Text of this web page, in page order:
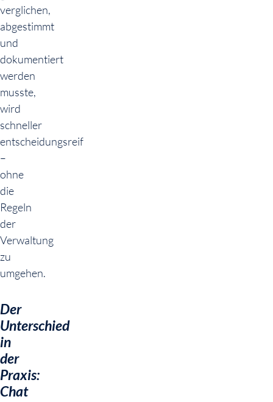
verglichen,
abgestimmt
und
dokumentiert
werden
musste,
wird
schneller
entscheidungsreif
–
ohne
die
Regeln
der
Verwaltung
zu
umgehen.
Der
Unterschied
in
der
Praxis:
Chat